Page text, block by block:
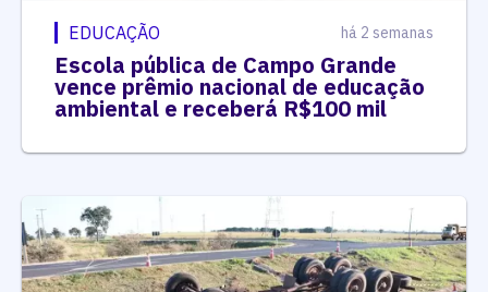
EDUCAÇÃO há 2 semanas
Escola pública de Campo Grande
vence prêmio nacional de educação
ambiental e receberá R$100 mil